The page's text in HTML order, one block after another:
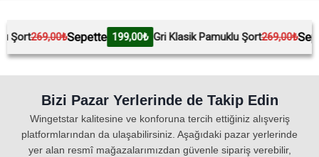
Sepette 199,00₺ Gri Klasik Pamuklu Şort269,00₺Sepette
Bizi Pazar Yerlerinde de Takip Edin
Wingetstar kalitesine ve konforuna tercih ettiğiniz alışveriş
platformlarından da ulaşabilirsiniz. Aşağıdaki pazar yerlerinde
yer alan resmî mağazalarımızdan güvenle sipariş verebilir,